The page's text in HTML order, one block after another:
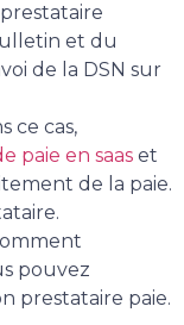
et du
de la DSN sur
ce cas,
paie en saas et
de la paie.
pouvez
prestataire paie.